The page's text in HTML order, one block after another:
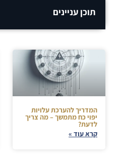
תוכן עניינים
המדריך להערכת עלויות
יפוי כח מתמשך – מה צריך
לדעת?
קרא עוד »